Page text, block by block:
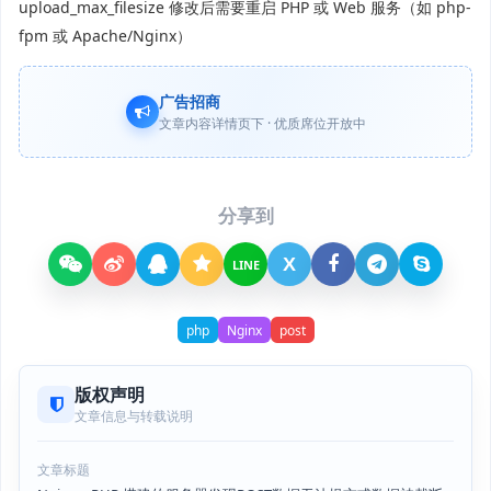
upload_max_filesize 修改后需要重启 PHP 或 Web 服务（如 php-
fpm 或 Apache/Nginx）
广告招商
文章内容详情页下 · 优质席位开放中
分享到
LINE X
php Nginx post
版权声明
文章信息与转载说明
文章标题